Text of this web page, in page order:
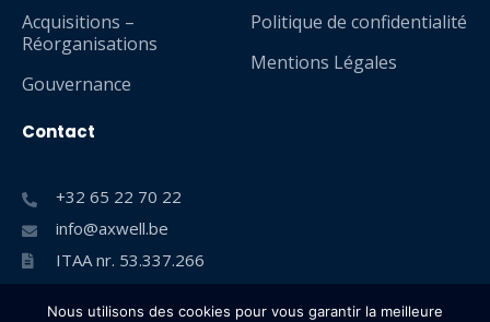
Acquisitions –
Réorganisations
Gouvernance
Politique de confidentialité
Mentions Légales
Contact
+32 65 22 70 22
info@axwell.be
ITAA nr. 53.337.266
Nous utilisons des cookies pour vous garantir la meilleure